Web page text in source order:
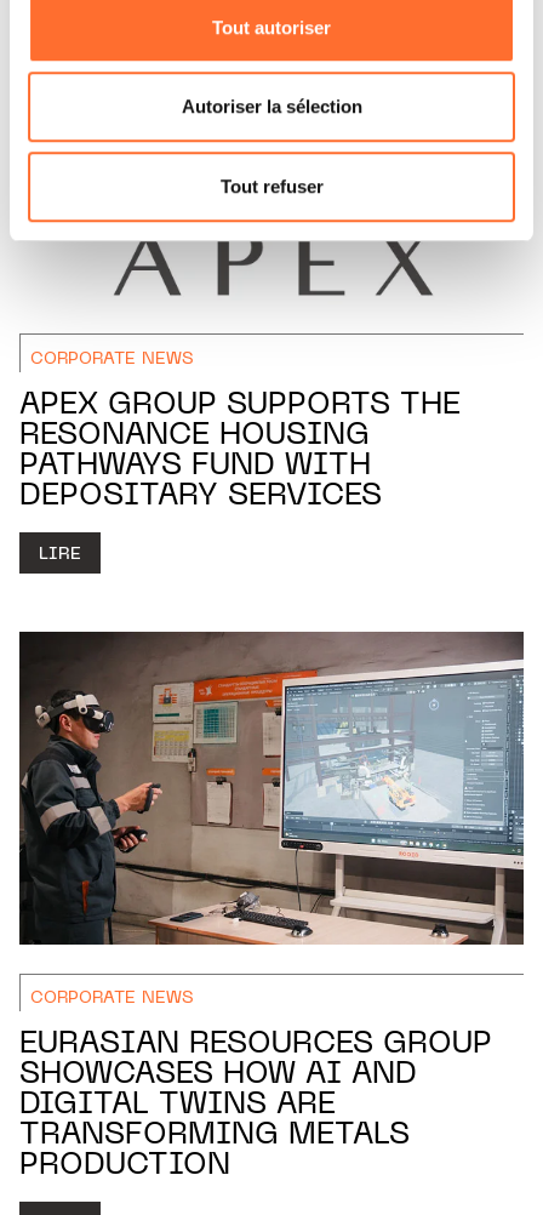
Vous avez la possibilité de modifier ou retirer votre
consentement à tout moment en cliquant sur l’icône
flottante en bas à gauche de chaque page.
Pour de plus amples informations sur la manière dont
nous utilisons lescookies et sommes amenés à traiter
Charte d’usage des cookieset notrePolitique de
protection des données personnelles.
Tout autoriser
Autoriser la sélection
Tout refuser
CORPORATE NEWS
APEX GROUP SUPPORTS THE
RESONANCE HOUSING
PATHWAYS FUND WITH
DEPOSITARY SERVICES
LIRE
CORPORATE NEWS
EURASIAN RESOURCES GROUP
SHOWCASES HOW AI AND
DIGITAL TWINS ARE
TRANSFORMING METALS
PRODUCTION